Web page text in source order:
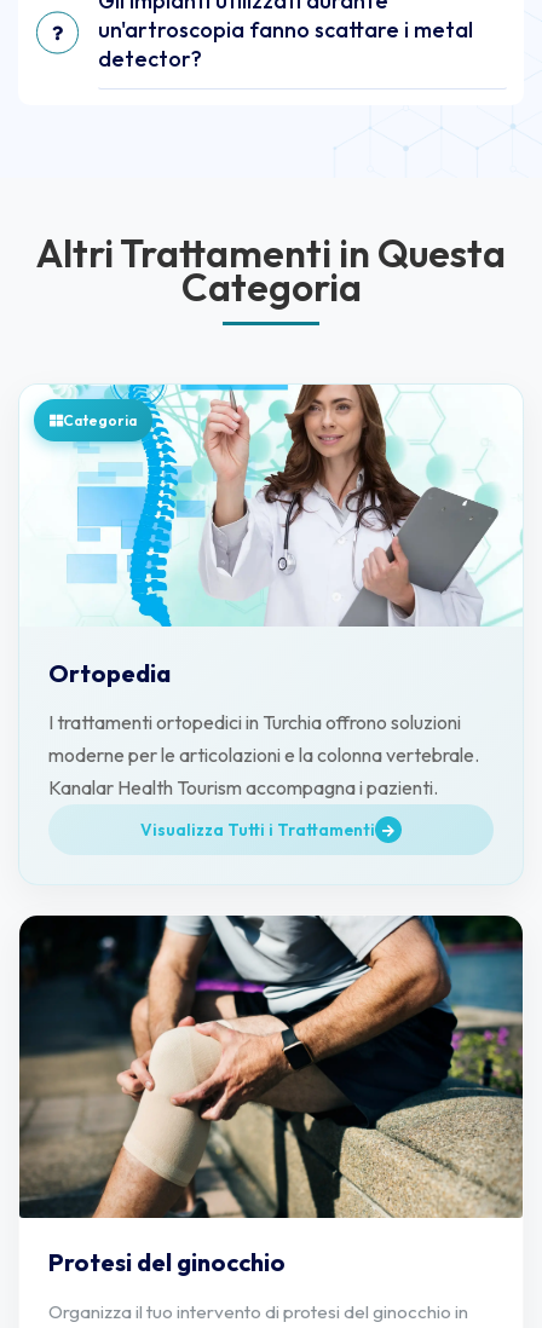
un'artroscopia fanno scattare i metal
detector?
Altri Trattamenti in Questa
Categoria
Categoria
Ortopedia
I trattamenti ortopedici in Turchia offrono soluzioni
moderne per le articolazioni e la colonna vertebrale.
Kanalar Health Tourism accompagna i pazienti.
Visualizza Tutti i Trattamenti
Protesi del ginocchio
Organizza il tuo intervento di protesi del ginocchio in